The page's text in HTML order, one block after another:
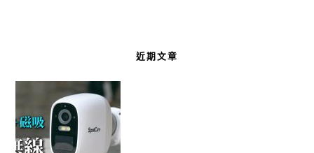
近期文章